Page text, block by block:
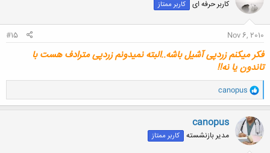
ه
ا
کاربر حرفه ای کاربر ممتاز
Nov 6, 2010
#15
فکر میکنم زردپی آشیل باشه..البته نمیدونم زردپی مترادف هست با
تاندون یا نه!!
و
ا
ک
ن
ش
ه
ا
canopus
canopus
مدیر بازنشسته کاربر ممتاز